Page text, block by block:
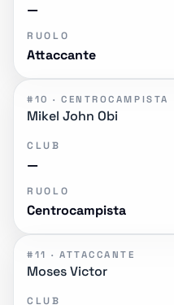
—
RUOLO
Attaccante
#10 · CENTROCAMPISTA
Mikel John Obi
CLUB
—
RUOLO
Centrocampista
#11 · ATTACCANTE
Moses Victor
CLUB